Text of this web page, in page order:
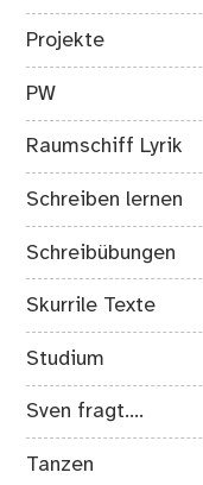
Projekte
PW
Raumschiff Lyrik
Schreiben lernen
Schreibübungen
Skurrile Texte
Studium
Sven fragt….
Tanzen